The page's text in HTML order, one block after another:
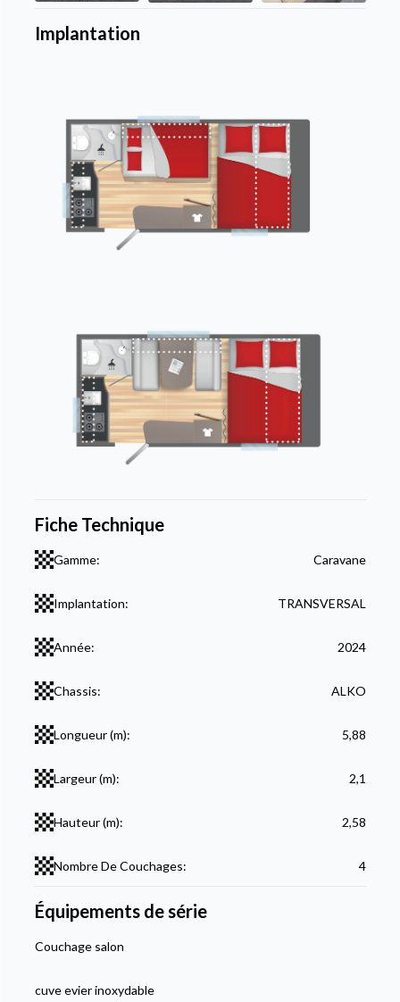
Implantation
Fiche Technique
Gamme: Caravane
Implantation: TRANSVERSAL
Année: 2024
Chassis: ALKO
Longueur (m): 5,88
Largeur (m): 2,1
Hauteur (m): 2,58
Nombre De Couchages: 4
Équipements de série
Couchage salon
cuve evier inoxydable